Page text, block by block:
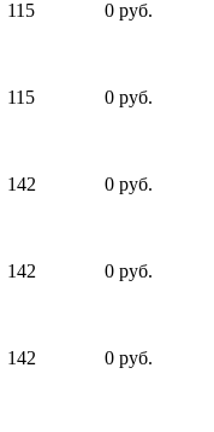
115 0 руб.
115 0 руб.
142 0 руб.
142 0 руб.
142 0 руб.